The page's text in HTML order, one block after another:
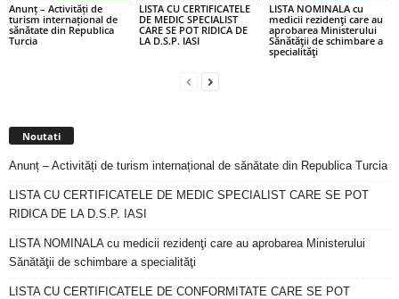
Anunț – Activități de
turism internațional de
sănătate din Republica
Turcia
LISTA CU CERTIFICATELE
DE MEDIC SPECIALIST
CARE SE POT RIDICA DE
LA D.S.P. IASI
LISTA NOMINALA cu
medicii rezidenţi care au
aprobarea Ministerului
Sănătăţii de schimbare a
specialităţi
Noutati
Anunț – Activități de turism internațional de sănătate din Republica Turcia
LISTA CU CERTIFICATELE DE MEDIC SPECIALIST CARE SE POT
RIDICA DE LA D.S.P. IASI
LISTA NOMINALA cu medicii rezidenţi care au aprobarea Ministerului
Sănătăţii de schimbare a specialităţi
LISTA CU CERTIFICATELE DE CONFORMITATE CARE SE POT